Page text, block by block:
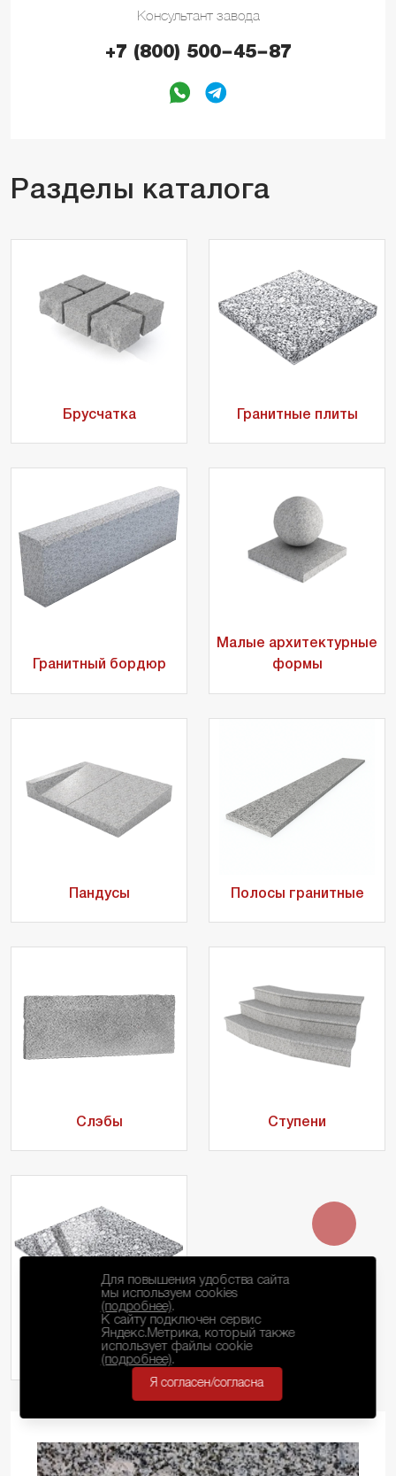
Консультант завода
+7 (800) 500−45−87
Разделы каталога
Брусчатка Гранитные плиты
Гранитный бордюр
Малые архитектурные
формы
Пандусы Полосы гранитные
Слэбы Ступени
Тактильные плиты
Для повышения удобства сайта
мы используем cookies
(подробнее).
К сайту подключен сервис
Яндекс.Метрика, который также
использует файлы cookie
(подробнее).
Я согласен/согласна